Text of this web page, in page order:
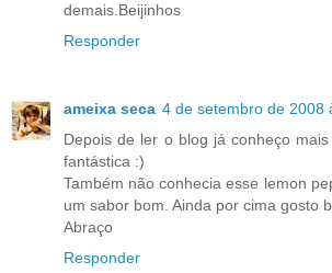
demais.Beijinhos
Responder
ameixa seca 4 de setembro de 2008
Depois de ler o blog já conheço
fantástica :)
Também não conhecia esse lemon
um sabor bom. Ainda por cima gosto
Abraço
Responder